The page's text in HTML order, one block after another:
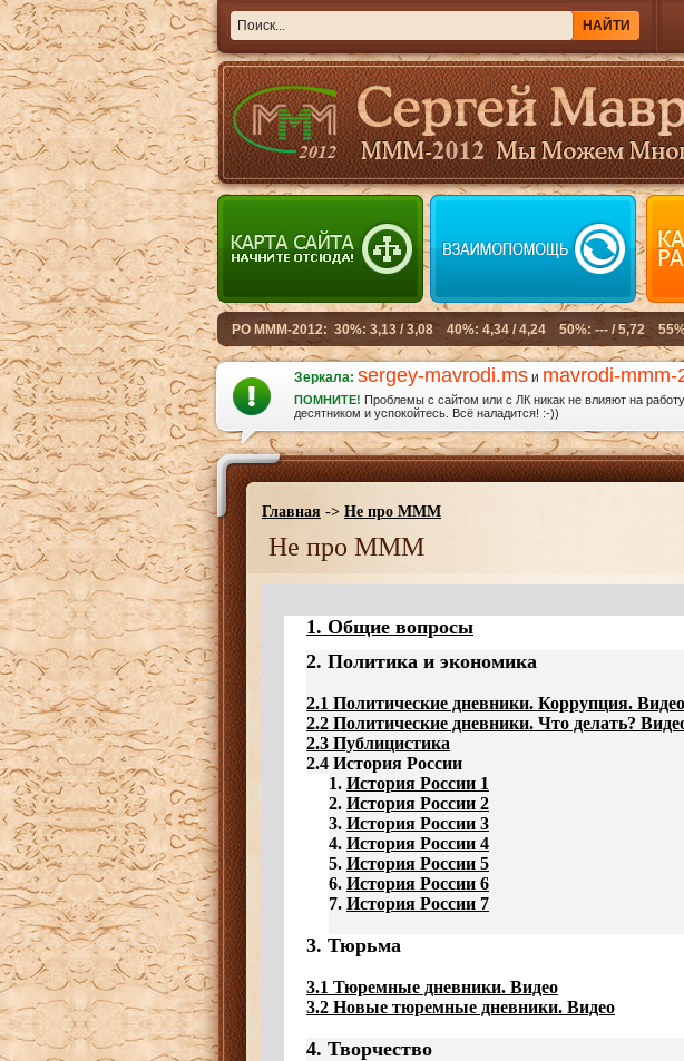
Зеркала: sergey-mavrodi.ms и mavrodi-mmm-
ПОМНИТЕ! Проблемы с сайтом или с ЛК никак не влияют на
десятником и успокойтесь. Всё наладится! :-))
Главная -> Не про МММ
Не про МММ
1. Общие вопросы
2. Политика и экономика
2.1 Политические дневники. Коррупция. Видео
2.2 Политические дневники. Что делать?
2.3 Публицистика
2.4 История России
1. История России 1
2. История России 2
3. История России 3
4. История России 4
5. История России 5
6. История России 6
7. История России 7
3. Тюрьма
3.1 Тюремные дневники. Видео
3.2 Новые тюремные дневники. Видео
4. Творчество